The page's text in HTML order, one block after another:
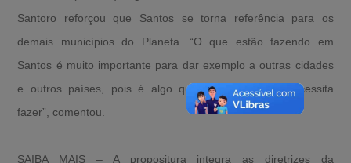
Santoro reforçou que Santos se torna referência para os
demais municípios do Planeta. “O que estão fazendo em
Santos é muito importante para dar exemplo a outras cidades
e outros países, pois é algo que o mundo todo necessita
fazer”, comentou.
SAIBA MAIS – A propositura integra as diretrizes da